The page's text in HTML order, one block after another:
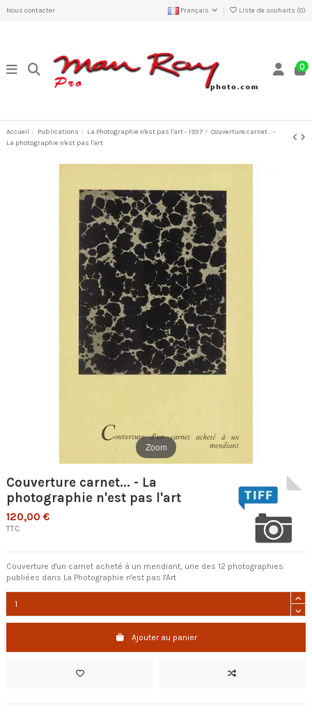
Nous contacter Français Liste de souhaits (0)
0
Accueil Publications La Photographie n'est pas l'art - 1937
Couverture carnet... -
La photographie n'est pas l'art
Zoom
Couverture carnet... - La
photographie n'est pas l'art
120,00 €
TTC
Couverture d'un carnet acheté à un mendiant, une des 12 photographies
publiées dans La Photographie n'est pas l'Art
Ajouter au panier